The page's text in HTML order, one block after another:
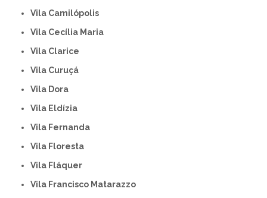
Vila Camilópolis
Vila Cecília Maria
Vila Clarice
Vila Curuçá
Vila Dora
Vila Eldízia
Vila Fernanda
Vila Floresta
Vila Fláquer
Vila Francisco Matarazzo